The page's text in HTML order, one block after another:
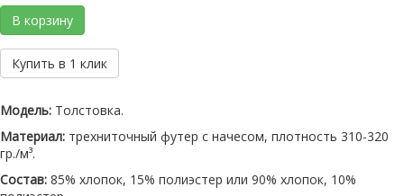
В корзину
Купить в 1 клик
Модель: Толстовка.
Материал: трехниточный футер с начесом, плотность 310-320
гр./м³.
Состав: 85% хлопок, 15% полиэстер или 90% хлопок, 10%